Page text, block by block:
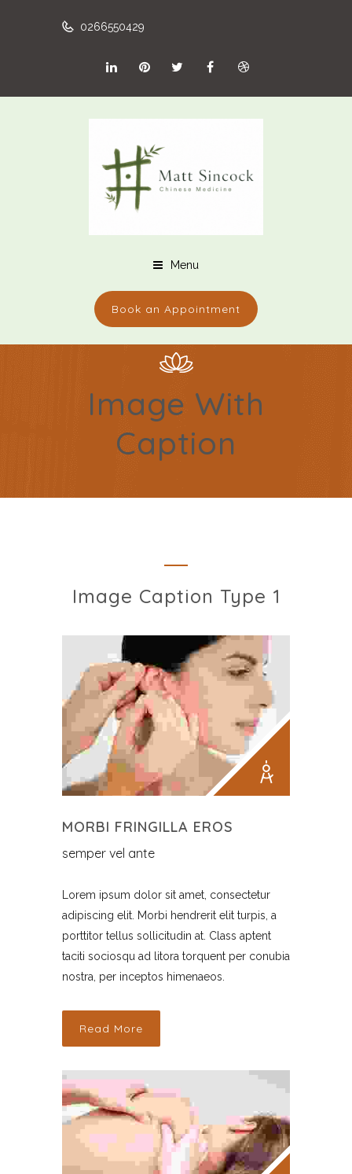
0266550429
Menu
Book an Appointment
Image With
Caption
Image Caption Type 1
MORBI FRINGILLA EROS
semper vel ante
Lorem ipsum dolor sit amet, consectetur
adipiscing elit. Morbi hendrerit elit turpis, a
porttitor tellus sollicitudin at. Class aptent
taciti sociosqu ad litora torquent per conubia
nostra, per inceptos himenaeos.
Read More